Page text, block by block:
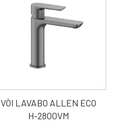
VÒI LAVABO ALLEN ECO
H-2800VM